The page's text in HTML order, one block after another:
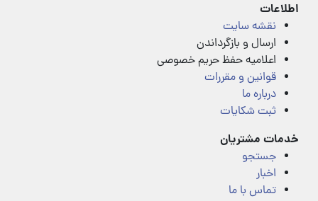
اطلاعات
نقشه سایت
ارسال و بازگرداندن
اعلامیه حفظ حریم خصوصی
قوانین و مقررات
درباره ما
ثبت شکایات
خدمات مشتریان
جستجو
اخبار
تماس با ما